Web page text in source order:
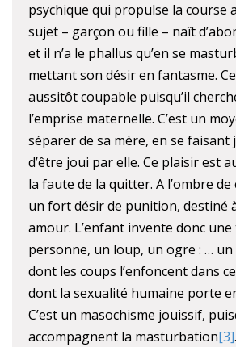
psychique qui propulse la course
sujet – garçon ou fille – naît
et il n’a le phallus qu’en se
mettant son désir en fantasme.
aussitôt coupable puisqu’il
l’emprise maternelle. C’est un
séparer de sa mère, en se
d’être joui par elle. Ce plaisir est
la faute de la quitter. A l’ombre
un fort désir de punition, destiné
amour. L’enfant invente donc une
personne, un loup, un ogre : …
dont les coups l’enfoncent dans
dont la sexualité humaine porte
C’est un masochisme jouissif,
accompagnent la masturbation[3]